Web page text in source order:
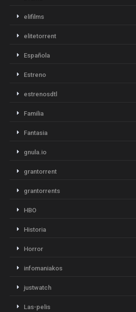
elifilms
elitetorrent
Española
Estreno
estrenosdtl
Familia
Fantasia
gnula.io
grantorrent
grantorrents
HBO
Historia
Horror
infomaniakos
justwatch
Las-pelis